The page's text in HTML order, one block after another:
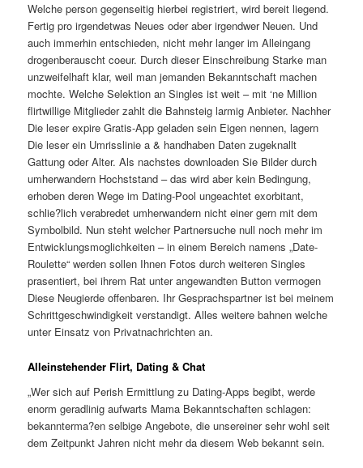
Welche person gegenseitig hierbei registriert, wird bereit liegend.
Fertig pro irgendetwas Neues oder aber irgendwer Neuen. Und
auch immerhin entschieden, nicht mehr langer im Alleingang
drogenberauscht coeur. Durch dieser Einschreibung Starke man
unzweifelhaft klar, weil man jemanden Bekanntschaft machen
mochte. Welche Selektion an Singles ist weit – mit ‘ne Million
flirtwillige Mitglieder zahlt die Bahnsteig larmig Anbieter. Nachher
Die leser expire Gratis-App geladen sein Eigen nennen, lagern
Die leser ein Umrisslinie a & handhaben Daten zugeknallt
Gattung oder Alter. Als nachstes downloaden Sie Bilder durch
umherwandern Hochststand – das wird aber kein Bedingung,
erhoben deren Wege im Dating-Pool ungeachtet exorbitant,
schlie?lich verabredet umherwandern nicht einer gern mit dem
Symbolbild. Nun steht welcher Partnersuche null noch mehr im
Entwicklungsmoglichkeiten – in einem Bereich namens „Date-
Roulette“ werden sollen Ihnen Fotos durch weiteren Singles
prasentiert, bei ihrem Rat unter angewandten Button vermogen
Diese Neugierde offenbaren. Ihr Gesprachspartner ist bei meinem
Schrittgeschwindigkeit verstandigt. Alles weitere bahnen welche
unter Einsatz von Privatnachrichten an.
Alleinstehender Flirt, Dating & Chat
„Wer sich auf Perish Ermittlung zu Dating-Apps begibt, werde
enorm geradlinig aufwarts Mama Bekanntschaften schlagen:
bekannterma?en selbige Angebote, die unsereiner sehr wohl seit
dem Zeitpunkt Jahren nicht mehr da diesem Web bekannt sein.